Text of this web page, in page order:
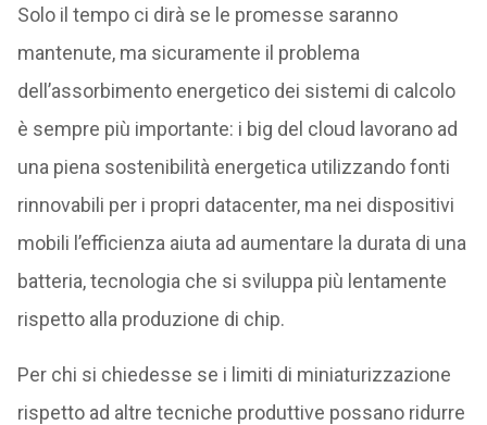
Solo il tempo ci dirà se le promesse saranno
mantenute, ma sicuramente il problema
dell’assorbimento energetico dei sistemi di calcolo
è sempre più importante: i big del cloud lavorano ad
una piena sostenibilità energetica utilizzando fonti
rinnovabili per i propri datacenter, ma nei dispositivi
mobili l’efficienza aiuta ad aumentare la durata di una
batteria, tecnologia che si sviluppa più lentamente
rispetto alla produzione di chip.
Per chi si chiedesse se i limiti di miniaturizzazione
rispetto ad altre tecniche produttive possano ridurre